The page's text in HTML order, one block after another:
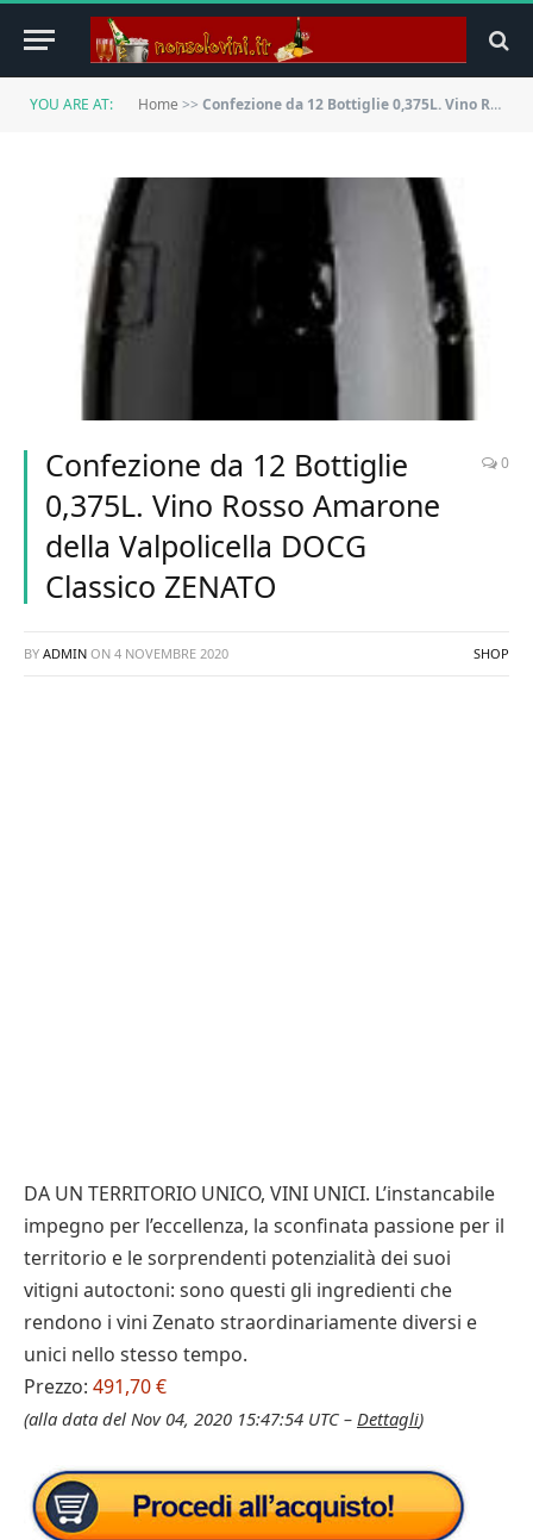
YOU ARE AT: Home >> Confezione da 12 Bottiglie 0,375L. Vino Rosso Amarone della Valpolicella DOCG Classico ZENATO
Confezione da 12 Bottiglie
0,375L. Vino Rosso Amarone
della Valpolicella DOCG
Classico ZENATO
0
BY ADMIN ON 4 NOVEMBRE 2020 SHOP
DA UN TERRITORIO UNICO, VINI UNICI. L’instancabile
impegno per l’eccellenza, la sconfinata passione per il
territorio e le sorprendenti potenzialità dei suoi
vitigni autoctoni: sono questi gli ingredienti che
rendono i vini Zenato straordinariamente diversi e
unici nello stesso tempo.
Prezzo: 491,70 €
(alla data del Nov 04, 2020 15:47:54 UTC – Dettagli)